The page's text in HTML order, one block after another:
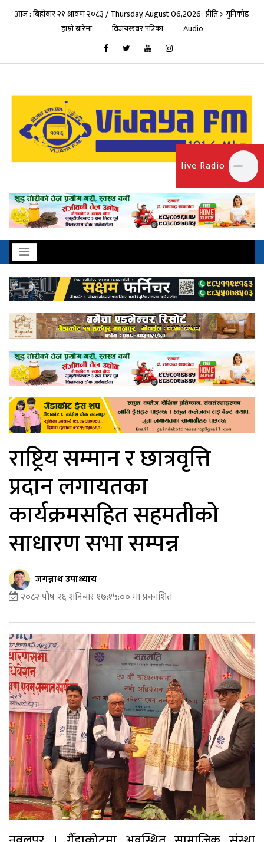
आज : बिहीबार २१ श्रावण २०८३ / Thursday, August 06,2026 प्रीति > युनिकोड
हाम्रो बारेमा
विजयखबर पत्रिका Audio
राष्ट्रिय सम्मान र छात्रवृत्ति
प्रदान लगायतका
कार्यक्रमसहित सहमतीको
साधारण सभा सम्पन्न
जगन्नाथ उपाध्याय
२०८२ पौष २६ शनिबार १७:१५:०० मा प्रकाशित
live Radio